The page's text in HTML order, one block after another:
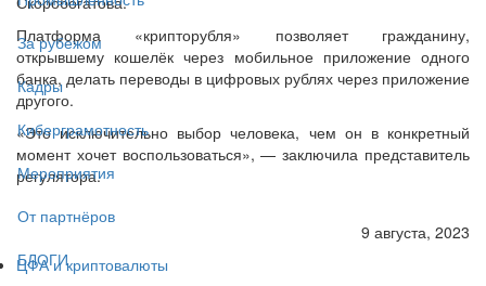
За рубежом
Кадры
Киберграмотность
Мероприятия
От партнёров
БЛОГИ
Платформа «крипторубля» позволяет гражданину,
открывшему кошелёк через мобильное приложение одного
банка, делать переводы в цифровых рублях через приложение
другого.
«Это исключительно выбор человека, чем он в конкретный
момент хочет воспользоваться», — заключила представитель
регулятора.
9 августа, 2023
ЦФА и криптовалюты